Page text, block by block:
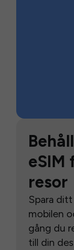
eSIM
resor
Spara
mobilen
gång du
till din